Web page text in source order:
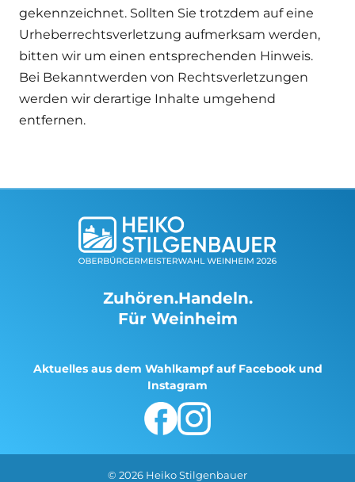
gekennzeichnet. Sollten Sie trotzdem auf eine
Urheberrechtsverletzung aufmerksam werden,
bitten wir um einen entsprechenden Hinweis.
Bei Bekanntwerden von Rechtsverletzungen
werden wir derartige Inhalte umgehend
entfernen.
Zuhören.Handeln.
Für Weinheim
Aktuelles aus dem Wahlkampf auf Facebook und
Instagram
© 2026 Heiko Stilgenbauer